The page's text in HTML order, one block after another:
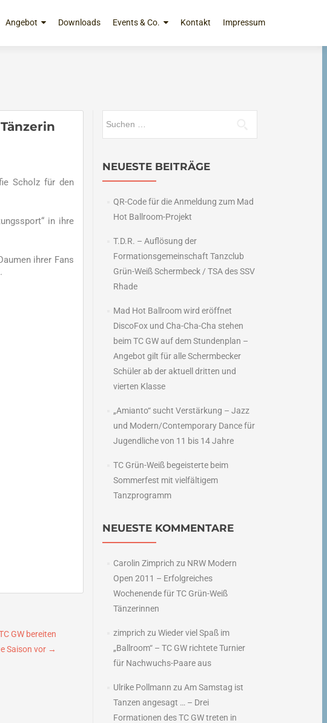
Angebot Downloads Events & Co. Kontakt Impressum
Scholz für den
in ihre
ihrer Fans
GW bereiten
Saison vor →
NEUESTE BEITRÄGE
QR-Code für die Anmeldung zum Mad
Hot Ballroom-Projekt
T.D.R. – Auflösung der
Formationsgemeinschaft Tanzclub
Grün-Weiß Schermbeck / TSA des SSV
Rhade
Mad Hot Ballroom wird eröffnet
DiscoFox und Cha-Cha-Cha stehen
beim TC GW auf dem Stundenplan –
Angebot gilt für alle Schermbecker
Schüler ab der aktuell dritten und
vierten Klasse
„Amianto“ sucht Verstärkung – Jazz
und Modern/Contemporary Dance für
Jugendliche von 11 bis 14 Jahre
TC Grün-Weiß begeisterte beim
Sommerfest mit vielfältigem
Tanzprogramm
NEUESTE KOMMENTARE
Carolin Zimprich zu NRW Modern
Open 2011 – Erfolgreiches
Wochenende für TC Grün-Weiß
Tänzerinnen
zimprich zu Wieder viel Spaß im
„Ballroom“ – TC GW richtete Turnier
für Nachwuchs-Paare aus
Ulrike Pollmann zu Am Samstag ist
Tanzen angesagt … – Drei
Formationen des TC GW treten in